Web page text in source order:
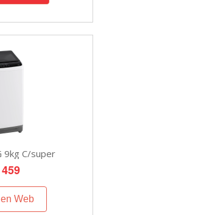
9kg C/super
Web